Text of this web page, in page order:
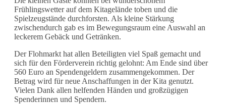
Frühlingswetter auf dem Kitagelände toben und die
Spielzeugstände durchforsten. Als kleine Stärkung
zwischendurch gab es im Bewegungsraum eine Auswahl an
leckerem Gebäck und Getränken.
Der Flohmarkt hat allen Beteiligten viel Spaß gemacht und
sich für den Förderverein richtig gelohnt: Am Ende sind über
560 Euro an Spendengeldern zusammengekommen. Der
Betrag wird für neue Anschaffungen in der Kita genutzt.
Vielen Dank allen helfenden Händen und großzügigen
Spenderinnen und Spendern.